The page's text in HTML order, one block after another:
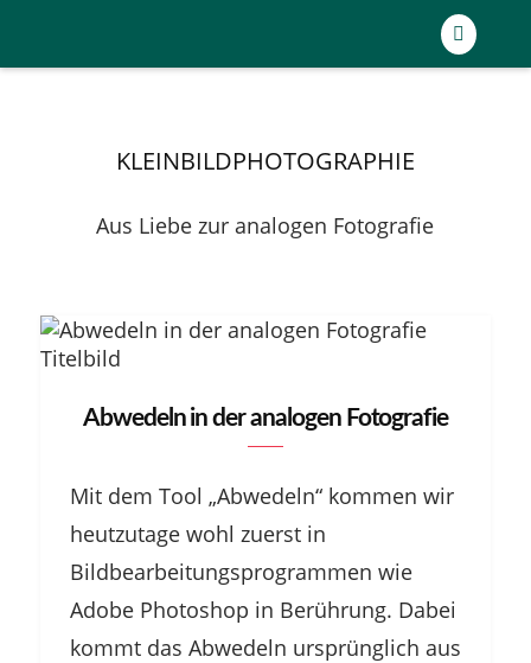
KLEINBILDPHOTOGRAPHIE
Aus Liebe zur analogen Fotografie
Abwedeln in der analogen Fotografie
Mit dem Tool „Abwedeln“ kommen wir
heutzutage wohl zuerst in
Bildbearbeitungsprogrammen wie
Adobe Photoshop in Berührung. Dabei
kommt das Abwedeln ursprünglich aus